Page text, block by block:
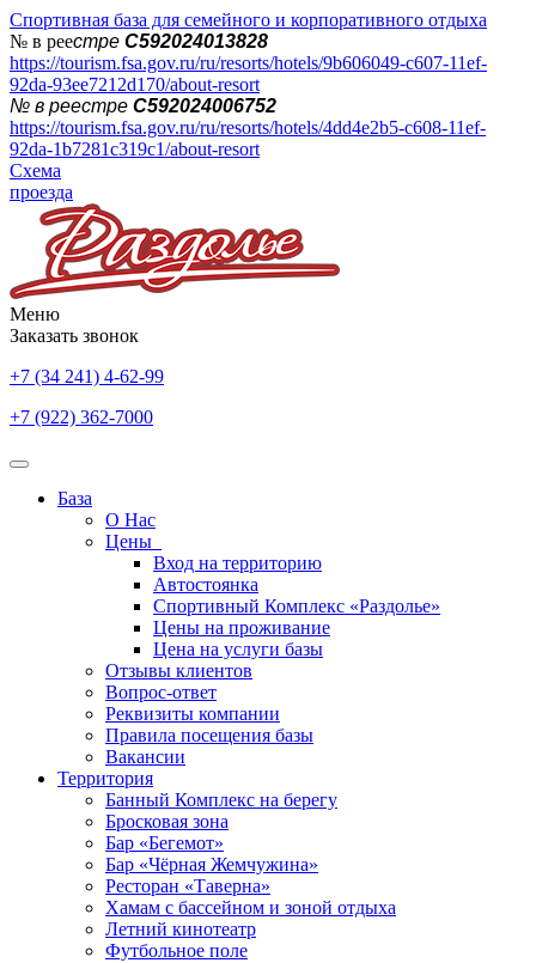
Спортивная база для семейного и корпоративного отдыха
№ в реестре С592024013828
https://tourism.fsa.gov.ru/ru/resorts/hotels/9b606049-c607-11ef-
92da-93ee7212d170/about-resort
№ в реестре С592024006752
https://tourism.fsa.gov.ru/ru/resorts/hotels/4dd4e2b5-c608-11ef-
92da-1b7281c319c1/about-resort
Схема
проезда
Меню
Заказать звонок
+7 (34 241) 4-62-99
+7 (922) 362-7000
База
О Нас
Цены
Вход на территорию
Автостоянка
Спортивный Комплекс «Раздолье»
Цены на проживание
Цена на услуги базы
Отзывы клиентов
Вопрос-ответ
Реквизиты компании
Правила посещения базы
Вакансии
Территория
Банный Комплекс на берегу
Бросковая зона
Бар «Бегемот»
Бар «Чёрная Жемчужина»
Ресторан «Таверна»
Хамам с бассейном и зоной отдыха
Летний кинотеатр
Футбольное поле